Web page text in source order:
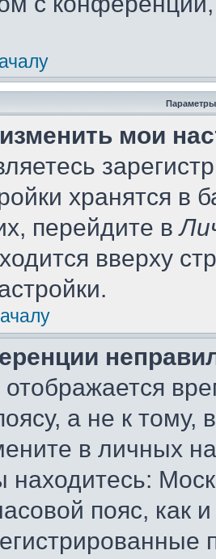
Параметры
мои
хранятся в
перейдите в
вверху
а не к тому,
в личных
находитесь:
пояс, как